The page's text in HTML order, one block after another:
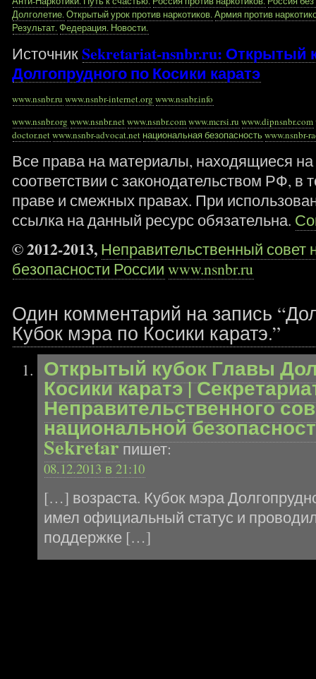
Долголетие.Открытый урок против наркотиков.Армия против
Результат.Федерация. Новости.
ИсточникSekretariat-nsnbr.ru: Открытый
Долгопрудного по Косики каратэ
www.nsnbr.ru www.nsnbr-internet.org www.nsnbr.info
www.nsnbr.org www.nsnbr.netwww.nsnbr.comwww.mcrsi.ru www.dipnsnbr.com
doctor.netwww.nsnbr-advocat.net национальная безопасностьwww.nsnbr-
Все права на материалы, находящиеся
соответствии с законодательством РФ, в
праве и смежных правах. При
ссылка на данный ресурс обязательна.
© 2012-2013, Неправительственный совет
безопасности России www.nsnbr.ru
Один комментарий на запись
Кубок мэра по Косики каратэ.”
Открытый кубок Главы
Косики каратэ |
Неправительственного
национальной
Sekretarпишет:
08.12.2013 в 21:10
[…] возраста. Кубок мэра
имел официальный статус и
поддержке […]